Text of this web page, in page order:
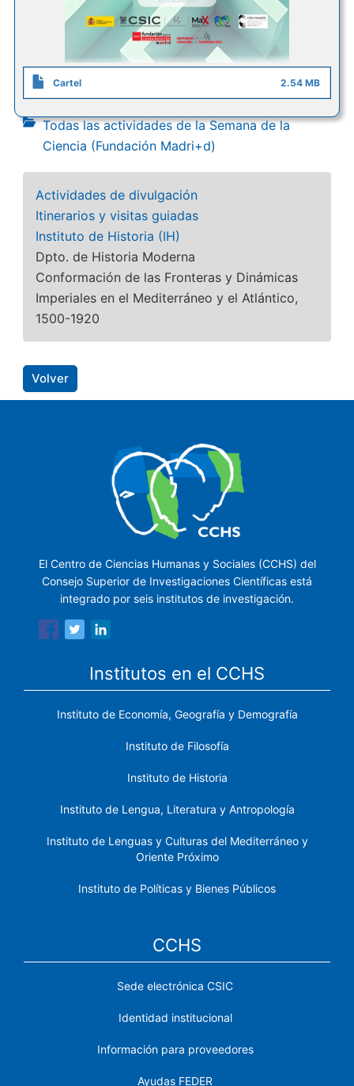
Cartel 2.54 MB
Todas las actividades de la Semana de la
Ciencia (Fundación Madri+d)
Actividades de divulgación
Itinerarios y visitas guiadas
Instituto de Historia (IH)
Dpto. de Historia Moderna
Conformación de las Fronteras y Dinámicas
Imperiales en el Mediterráneo y el Atlántico,
1500-1920
Volver
El Centro de Ciencias Humanas y Sociales (CCHS) del
Consejo Superior de Investigaciones Científicas está
integrado por seis institutos de investigación.
Institutos en el CCHS
Instituto de Economía, Geografía y Demografía
Instituto de Filosofía
Instituto de Historia
Instituto de Lengua, Literatura y Antropología
Instituto de Lenguas y Culturas del Mediterráneo y
Oriente Próximo
Instituto de Políticas y Bienes Públicos
CCHS
Sede electrónica CSIC
Identidad institucional
Información para proveedores
Ayudas FEDER